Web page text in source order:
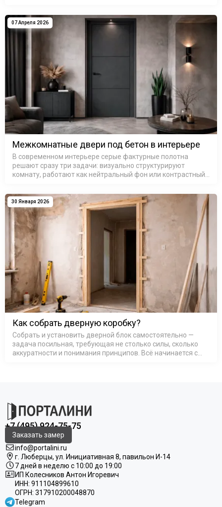
чёрного с шоколадны…
07 Апреля 2026
Межкомнатные двери под бетон в интерьере
В современном интерьере серые фактурные полотна
решают сразу три задачи: визуально структурируют
комнату, работают как нейтральный фон или контрастный
которой не хва…
30 Января 2026
Как собрать дверную коробку?
Собрать и установить дверной блок самостоятельно —
задача посильная, требующая не столько силы, сколько
аккуратности и понимания принципов. Всё начинается с
+7 (495) 924-75-75
Заказать замер
info@portalini.ru
г. Люберцы, ул. Инициативная 8, павильон И-14
7 дней в неделю с 10:00 до 19:00
ИП Колесников Антон Игоревич
ИНН: 911104899610
ОГРН: 317910200048870
Telegram